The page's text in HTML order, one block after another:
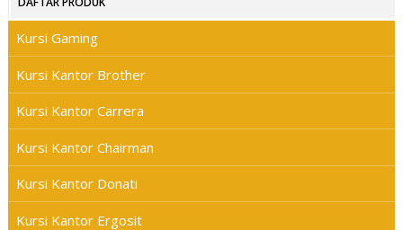
Kursi Gaming
Kursi Kantor Brother
Kursi Kantor Carrera
Kursi Kantor Chairman
Kursi Kantor Donati
Kursi Kantor Ergosit